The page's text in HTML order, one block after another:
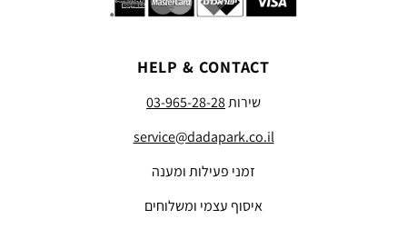
HELP & CONTACT
שירות03-965-28-28
service@dadapark.co.il
זמני פעילות ומענה
איסוף עצמי ומשלוחים